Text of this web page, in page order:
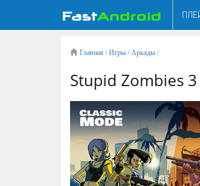
Главная /Игры/Аркады/
Stupid Zombies 3